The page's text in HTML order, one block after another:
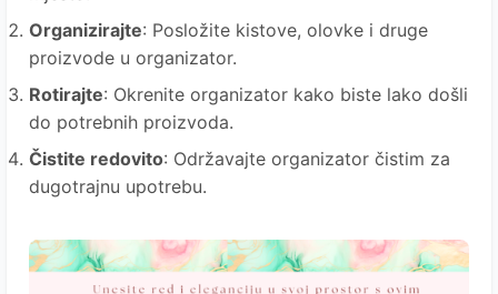
Organizirajte: Posložite kistove, olovke i druge
proizvode u organizator.
Rotirajte: Okrenite organizator kako biste lako došli
do potrebnih proizvoda.
Čistite redovito: Održavajte organizator čistim za
dugotrajnu upotrebu.